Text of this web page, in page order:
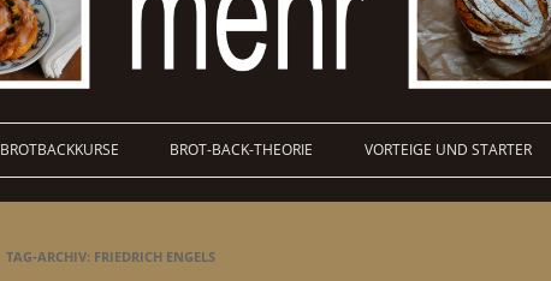
BROTBACKKURSE BROT-BACK-THEORIE VORTEIGE UND STARTER
TAG-ARCHIV: FRIEDRICH ENGELS